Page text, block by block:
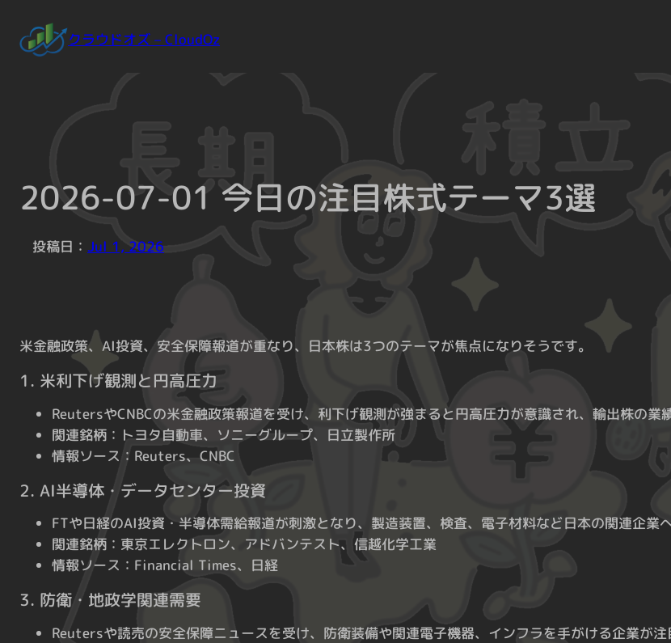
to
content
クラウドオズ – CloudOz
2026-07-01 今日の注目株式テーマ3選
投稿日： Jul 1, 2026
米金融政策、AI投資、安全保障報道が重なり、日本株は3つのテーマが焦点になりそうです。
1. 米利下げ観測と円高圧力
ReutersやCNBCの米金融政策報道を受け、利下げ観測が強まると円高圧力が意識され、輸出株の業
関連銘柄：トヨタ自動車、ソニーグループ、日立製作所
情報ソース：Reuters、CNBC
2. AI半導体・データセンター投資
FTや日経のAI投資・半導体需給報道が刺激となり、製造装置、検査、電子材料など日本の関連企業
関連銘柄：東京エレクトロン、アドバンテスト、信越化学工業
情報ソース：Financial Times、日経
3. 防衛・地政学関連需要
Reutersや読売の安全保障ニュースを受け、防衛装備や関連電子機器、インフラを手がける企業が注